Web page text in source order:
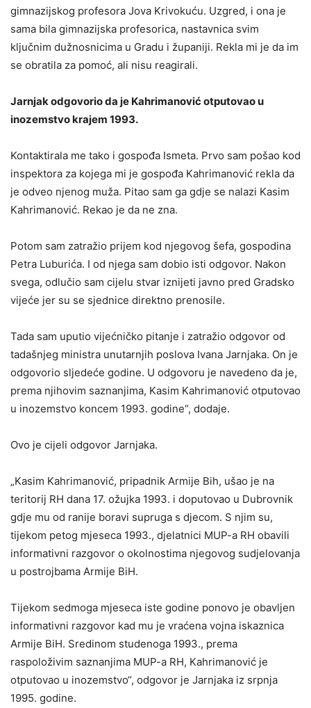
gimnazijskog profesora Jova Krivokuću. Uzgred, i ona je
sama bila gimnazijska profesorica, nastavnica svim
ključnim dužnosnicima u Gradu i županiji. Rekla mi je da im
se obratila za pomoć, ali nisu reagirali.
Jarnjak odgovorio da je Kahrimanović otputovao u
inozemstvo krajem 1993.
Kontaktirala me tako i gospođa Ismeta. Prvo sam pošao kod
inspektora za kojega mi je gospođa Kahrimanović rekla da
je odveo njenog muža. Pitao sam ga gdje se nalazi Kasim
Kahrimanović. Rekao je da ne zna.
Potom sam zatražio prijem kod njegovog šefa, gospodina
Petra Luburića. I od njega sam dobio isti odgovor. Nakon
svega, odlučio sam cijelu stvar iznijeti javno pred Gradsko
vijeće jer su se sjednice direktno prenosile.
Tada sam uputio vijećničko pitanje i zatražio odgovor od
tadašnjeg ministra unutarnjih poslova Ivana Jarnjaka. On je
odgovorio sljedeće godine. U odgovoru je navedeno da je,
prema njihovim saznanjima, Kasim Kahrimanović otputovao
u inozemstvo koncem 1993. godine“, dodaje.
Ovo je cijeli odgovor Jarnjaka.
„Kasim Kahrimanović, pripadnik Armije Bih, ušao je na
teritorij RH dana 17. ožujka 1993. i doputovao u Dubrovnik
gdje mu od ranije boravi supruga s djecom. S njim su,
tijekom petog mjeseca 1993., djelatnici MUP-a RH obavili
informativni razgovor o okolnostima njegovog sudjelovanja
u postrojbama Armije BiH.
Tijekom sedmoga mjeseca iste godine ponovo je obavljen
informativni razgovor kad mu je vraćena vojna iskaznica
Armije BiH. Sredinom studenoga 1993., prema
raspoloživim saznanjima MUP-a RH, Kahrimanović je
otputovao u inozemstvo“, odgovor je Jarnjaka iz srpnja
1995. godine.